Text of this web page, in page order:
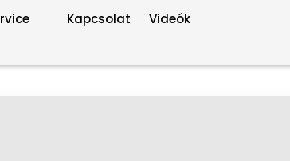
Kapcsolat
Videók